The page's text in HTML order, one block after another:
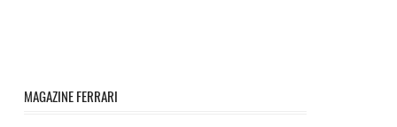
MAGAZINE FERRARI